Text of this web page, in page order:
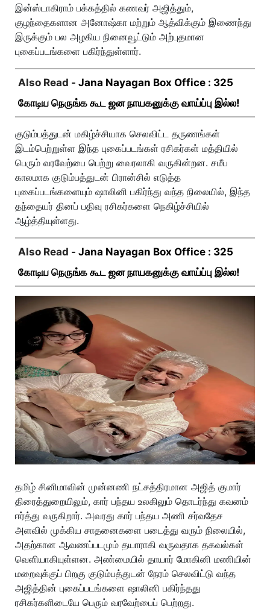
இன்ஸ்டாகிராம் பக்கத்தில் கணவர் அஜித்தும்,
குழந்தைகளான அனோஷ்கா மற்றும் ஆத்விக்கும் இணைந்து
இருக்கும் பல அழகிய நினைவூட்டும் அற்புதமான
புகைப்படங்களை பகிர்ந்துள்ளார்.
Also Read - Jana Nayagan Box Office : 325
கோடிய நெருங்க கூட ஜன நாயகனுக்கு வாய்ப்பு இல்ல!
குடும்பத்துடன் மகிழ்ச்சியாக செலவிட்ட தருணங்கள்
இடம்பெற்றுள்ள இந்த புகைப்படங்கள் ரசிகர்கள் மத்தியில்
பெரும் வரவேற்பை பெற்று வைரலாகி வருகின்றன. சமீப
காலமாக குடும்பத்துடன் பிரான்சில் எடுத்த
புகைப்படங்களையும் ஷாலினி பகிர்ந்து வந்த நிலையில், இந்த
தந்தையர் தினப் பதிவு ரசிகர்களை நெகிழ்ச்சியில்
ஆழ்த்தியுள்ளது.
Also Read - Jana Nayagan Box Office : 325
கோடிய நெருங்க கூட ஜன நாயகனுக்கு வாய்ப்பு இல்ல!
தமிழ் சினிமாவின் முன்னணி நட்சத்திரமான அஜித் குமார்
திரைத்துறையிலும், கார் பந்தய உலகிலும் தொடர்ந்து கவனம்
ஈர்த்து வருகிறார். அவரது கார் பந்தய அணி சர்வதேச
அளவில் முக்கிய சாதனைகளை படைத்து வரும் நிலையில்,
அதற்கான ஆவணப்படமும் தயாராகி வருவதாக தகவல்கள்
வெளியாகியுள்ளன. அண்மையில் தாயார் மோகினி மணியின்
மறைவுக்குப் பிறகு குடும்பத்துடன் நேரம் செலவிட்டு வந்த
அஜித்தின் புகைப்படங்களை ஷாலினி பகிர்ந்தது
ரசிகர்களிடையே பெரும் வரவேற்பைப் பெற்றது.